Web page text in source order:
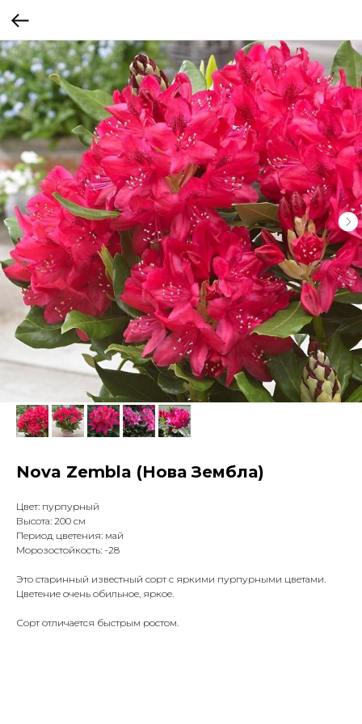
Nova Zembla (Нова Зембла)
Цвет: пурпурный
Высота: 200 см
Период цветения: май
Морозостойкость: -28
Это старинный известный сорт с яркими пурпурными цветами.
Цветение очень обильное, яркое.
Сорт отличается быстрым ростом.